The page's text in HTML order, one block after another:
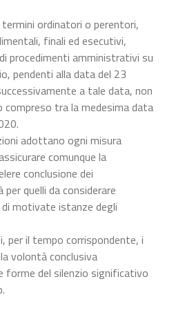
ordinatori o perentori,
finali ed esecutivi,
procedimenti amministrativi su
pendenti alla data del 23
a tale data, non
compreso tra la medesima data
adottano ogni misura
comunque la
conclusione dei
quelli da considerare
motivate istanze degli
il tempo corrispondente, i
volontà conclusiva
forme del silenzio significativo